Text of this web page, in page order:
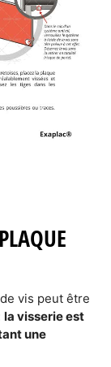
vis peut être
la visserie est
une